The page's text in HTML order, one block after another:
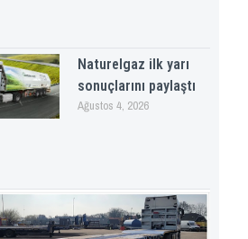
Naturelgaz ilk yarı
sonuçlarını paylaştı
Ağustos 4, 2026